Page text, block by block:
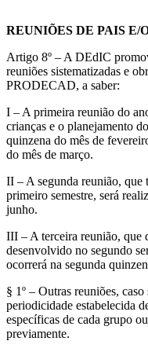
REUNIÕES DE PAIS E/
Artigo 8º – A DEdIC
reuniões sistematizadas e
PRODECAD, a saber:
I – A primeira reunião do
crianças e o planejamento
quinzena do mês de
do mês de março.
II – A segunda reunião, que
primeiro semestre, será
junho.
III – A terceira reunião, que
desenvolvido no segundo
ocorrerá na segunda
§ 1º – Outras reuniões,
periodicidade estabelecida
específicas de cada grupo
previamente.